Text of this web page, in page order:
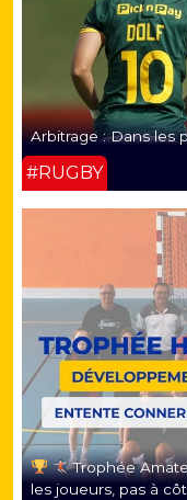
Arbitrage : Dans les
#RUGBY
Trophée
les joueurs, pas à